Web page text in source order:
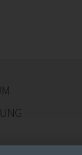
Leben.